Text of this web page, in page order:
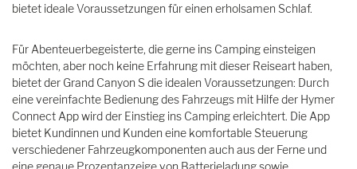
bietet ideale Voraussetzungen für einen erholsamen Schlaf.
Für Abenteuerbegeisterte, die gerne ins Camping einsteigen
möchten, aber noch keine Erfahrung mit dieser Reiseart haben,
bietet der Grand Canyon S die idealen Voraussetzungen: Durch
eine vereinfachte Bedienung des Fahrzeugs mit Hilfe der Hymer
Connect App wird der Einstieg ins Camping erleichtert. Die App
bietet Kundinnen und Kunden eine komfortable Steuerung
verschiedener Fahrzeugkomponenten auch aus der Ferne und